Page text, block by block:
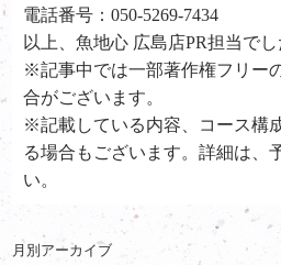
電話番号：050-5269-7434
以上、魚地心 広島店PR担当でし
※記事中では一部著作権フリー
合がございます。
※記載している内容、コース構
る場合もございます。詳細は、
い。
月別アーカイブ